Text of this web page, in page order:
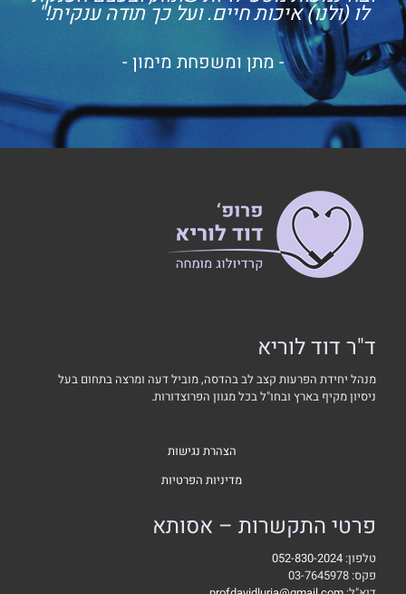
לו (ולנו) איכות חיים. ועל כך תודה ענקית!"
- מתן ומשפחת מימון -
ד"ר דוד לוריא
מנהל יחידת הפרעות קצב לב בהדסה, מוביל דעה ומרצה בתחום בעל
ניסיון מקיף בארץ ובחו"ל בכל מגוון הפרוצדורות.
הצהרת נגישות
מדיניות הפרטיות
פרטי התקשרות – אסותא
טלפון:052-830-2024
פקס: 03-7645978